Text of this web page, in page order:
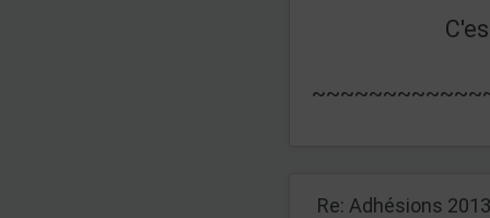
Re: Adhésions 2013